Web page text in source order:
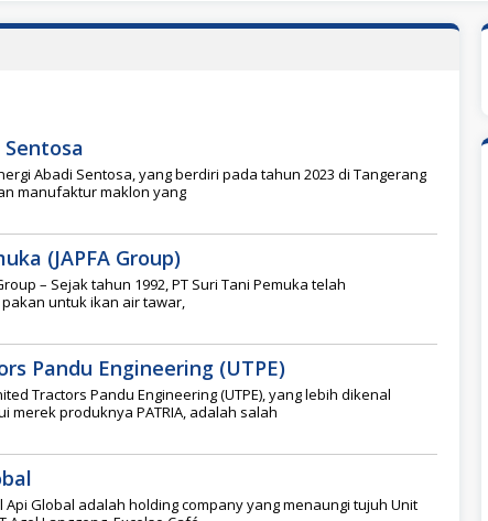
Sentosa
Abadi Sentosa, yang berdiri pada tahun 2023 di Tangerang
manufaktur maklon yang
(JAPFA Group)
– Sejak tahun 1992, PT Suri Tani Pemuka telah
untuk ikan air tawar,
Pandu Engineering (UTPE)
Tractors Pandu Engineering (UTPE), yang lebih dikenal
merek produknya PATRIA, adalah salah
Api Global adalah holding company yang menaungi tujuh Unit